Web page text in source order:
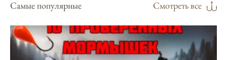
выбирать лучшие дни для рыбалки в
С приложением можно получить прогноз
клева на ближайшие сутки.
Самые популярные Смотреть все